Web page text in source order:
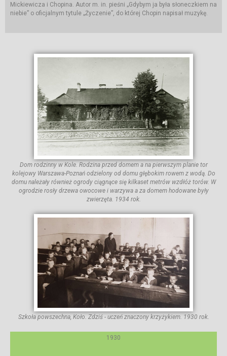
Mickiewicza i Chopina. Autor m. in. pieśni „Gdybym ja była słoneczkiem na
niebie” o oficjalnym tytule „Życzenie”, do której Chopin napisał muzykę.
Dom rodzinny w Kole. Rodzina przed domem a na pierwszym planie tor
kolejowy Warszawa-Poznań odzielony od domu głębokim rowem z wodą. Do
domu należały również ogrody ciągnące się kilkaset metrów wzdłóż torów. W
ogrodzie rosły drzewa owocowe i warzywa a za domem hodowane były
zwierzęta. 1934 rok.
Szkoła powszechna, Koło. Zdziś - uczeń znaczony krzyżykiem. 1930 rok.
1930